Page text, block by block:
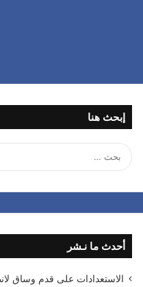
إبحث هنا
أحدث ما نـشر
الاستعدادات على قدم وساق